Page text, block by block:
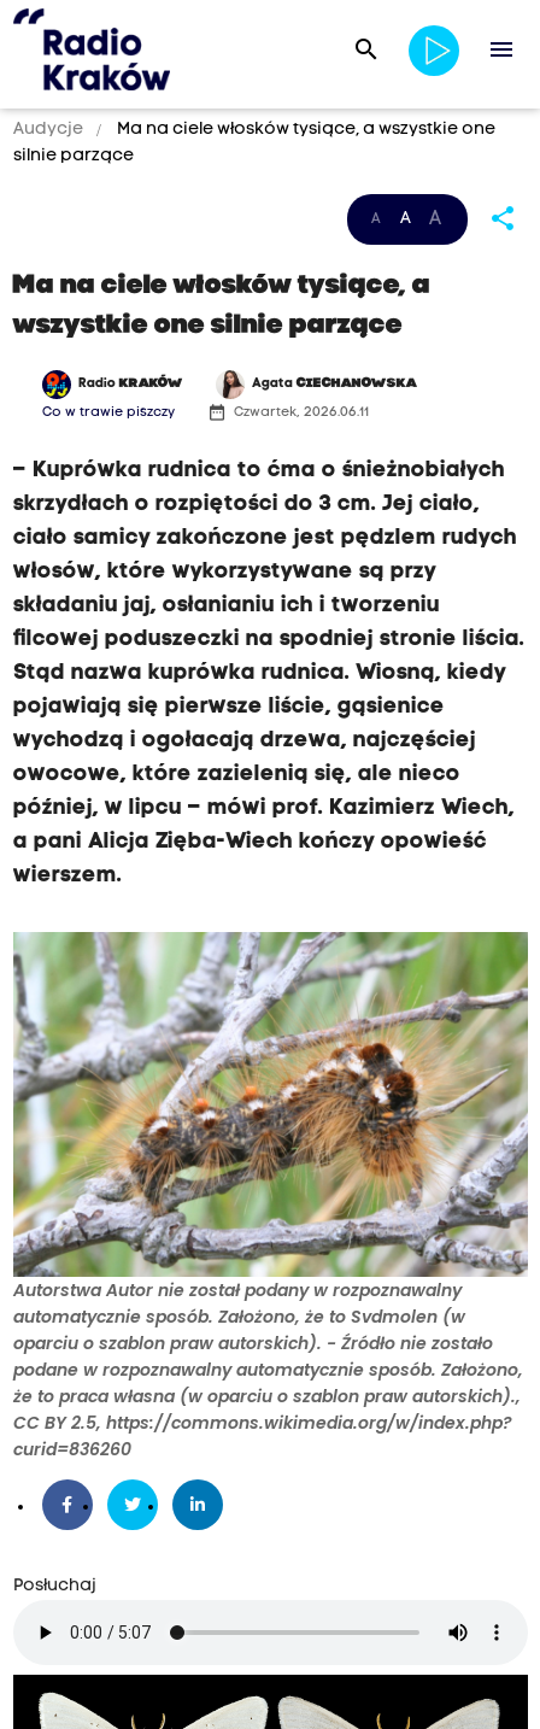
search menu
Audycje
Ma na ciele włosków tysiące, a wszystkie one
silnie parzące
A A A share
Ma na ciele włosków tysiące, a
wszystkie one silnie parzące
Radio KRAKÓW AgataCIECHANOWSKA
Co w trawie piszczy date_range Czwartek, 2026.06.11
– Kuprówka rudnica to ćma o śnieżnobiałych
skrzydłach o rozpiętości do 3 cm. Jej ciało,
ciało samicy zakończone jest pędzlem rudych
włosów, które wykorzystywane są przy
składaniu jaj, osłanianiu ich i tworzeniu
filcowej poduszeczki na spodniej stronie liścia.
Stąd nazwa kuprówka rudnica. Wiosną, kiedy
pojawiają się pierwsze liście, gąsienice
wychodzą i ogołacają drzewa, najczęściej
owocowe, które zazielenią się, ale nieco
później, w lipcu – mówi prof. Kazimierz Wiech,
a pani Alicja Zięba-Wiech kończy opowieść
wierszem.
Autorstwa Autor nie został podany w rozpoznawalny
automatycznie sposób. Założono, że to Svdmolen (w
oparciu o szablon praw autorskich). - Źródło nie zostało
podane w rozpoznawalny automatycznie sposób. Założono,
że to praca własna (w oparciu o szablon praw autorskich).,
CC BY 2.5, https://commons.wikimedia.org/w/index.php?
curid=836260
Posłuchaj